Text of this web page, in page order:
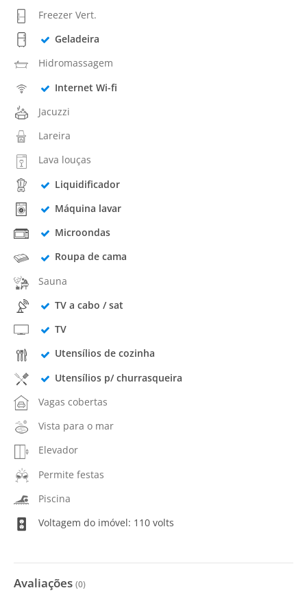
Freezer Vert.
Geladeira
Hidromassagem
Internet Wi-fi
Jacuzzi
Lareira
Lava louças
Liquidificador
Máquina lavar
Microondas
Roupa de cama
Sauna
TV a cabo / sat
TV
Utensílios de cozinha
Utensílios p/ churrasqueira
Vagas cobertas
Vista para o mar
Elevador
Permite festas
Piscina
Voltagem do imóvel: 110 volts
Avaliações (0)